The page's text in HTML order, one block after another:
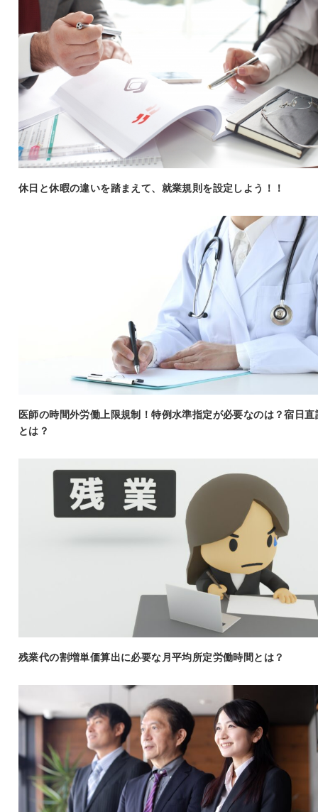
休日と休暇の違いを踏まえて、就業規則を設定しよう！！
医師の時間外労働上限規制！特例水準指定が必要なのは？宿日直
とは？
残業代の割増単価算出に必要な月平均所定労働時間とは？